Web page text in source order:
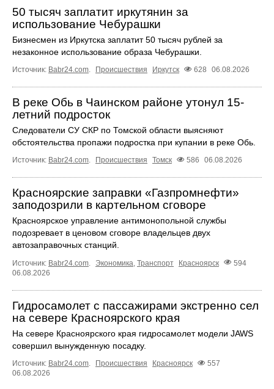
50 тысяч заплатит иркутянин за
использование Чебурашки
Бизнесмен из Иркутска заплатит 50 тысяч рублей за
незаконное использование образа Чебурашки.
Источник: Babr24.com. Происшествия Иркутск 628 06.08.2026
В реке Обь в Чаинском районе утонул 15-
летний подросток
Следователи СУ СКР по Томской области выясняют
обстоятельства пропажи подростка при купании в реке Обь.
Источник: Babr24.com. Происшествия Томск 586 06.08.2026
Красноярские заправки «Газпромнефти»
заподозрили в картельном сговоре
Красноярское управление антимонопольной службы
подозревает в ценовом сговоре владельцев двух
автозаправочных станций.
Источник: Babr24.com Экономика Транспорт Красноярск
594
06.08.2026
Гидросамолет с пассажирами экстренно сел
на севере Красноярского края
На севере Красноярского края гидросамолет модели JAWS
совершил вынужденную посадку.
Источник: Babr24.com Происшествия Красноярск
557
06.08.2026